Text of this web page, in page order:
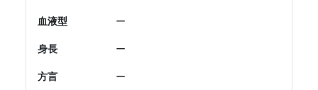
血液型 ー
身長 ー
方言 ー